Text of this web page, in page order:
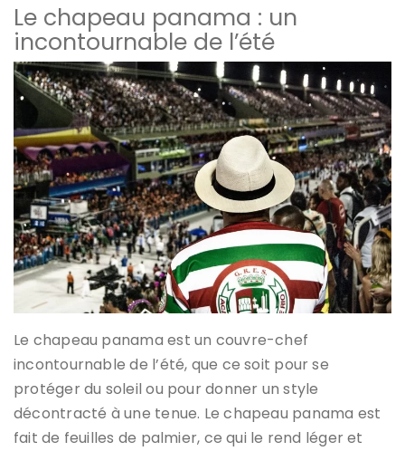
Le chapeau panama : un
incontournable de l’été
Le chapeau panama est un couvre-chef
incontournable de l’été, que ce soit pour se
protéger du soleil ou pour donner un style
décontracté à une tenue. Le chapeau panama est
fait de feuilles de palmier, ce qui le rend léger et